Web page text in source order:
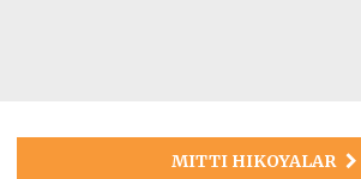
MITTI HIKOYALAR